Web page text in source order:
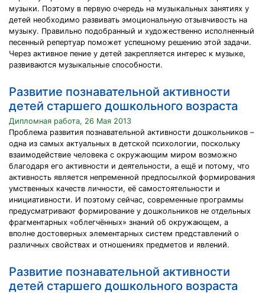
музыки. Поэтому в первую очередь на музыкальных занятиях у
детей необходимо развивать эмоциональную отзывчивость на
музыку. Правильно подобранный и художественно исполненный
песенный репертуар поможет успешному решению этой задачи.
Через активное пение у детей закрепляется интерес к музыке,
развиваются музыкальные способности.
Развитие познавательной активности
детей старшего дошкольного возраста
Дипломная работа, 26 Мая 2013
Проблема развития познавательной активности дошкольников –
одна из самых актуальных в детской психологии, поскольку
взаимодействие человека с окружающим миром возможно
благодаря его активности и деятельности, а ещё и потому, что
активность является непременной предпосылкой формирования
умственных качеств личности, её самостоятельности и
инициативности. И поэтому сейчас, современные программы
предусматривают формирование у дошкольников не отдельных
фрагментарных «облегчённых» знаний об окружающем, а
вполне достоверных элементарных систем представлений о
различных свойствах и отношениях предметов и явлений.
Развитие познавательной активности
детей старшего дошкольного возраста